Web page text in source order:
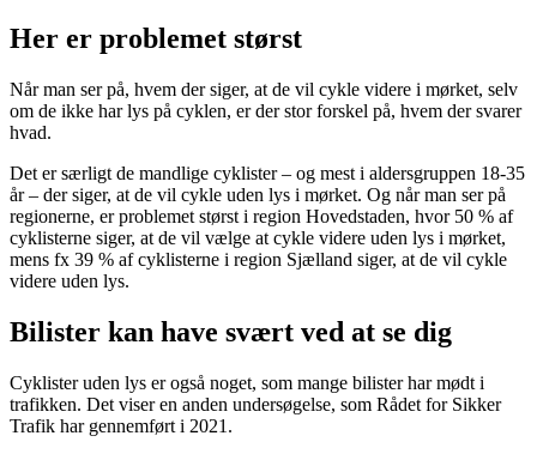
Her er problemet størst
Når man ser på, hvem der siger, at de vil cykle videre i mørket, selv
om de ikke har lys på cyklen, er der stor forskel på, hvem der svarer
hvad.
Det er særligt de mandlige cyklister – og mest i aldersgruppen 18-35
år – der siger, at de vil cykle uden lys i mørket. Og når man ser på
regionerne, er problemet størst i region Hovedstaden, hvor 50 % af
cyklisterne siger, at de vil vælge at cykle videre uden lys i mørket,
mens fx 39 % af cyklisterne i region Sjælland siger, at de vil cykle
videre uden lys.
Bilister kan have svært ved at se dig
Cyklister uden lys er også noget, som mange bilister har mødt i
trafikken. Det viser en anden undersøgelse, som Rådet for Sikker
Trafik har gennemført i 2021.